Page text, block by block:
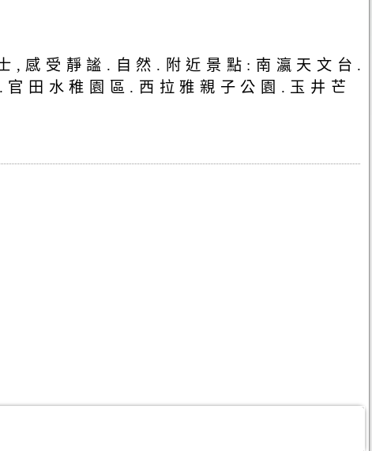
,感受靜謐.自然.附近景點:南瀛天文台.
田水稚園區.西拉雅親子公園.玉井芒